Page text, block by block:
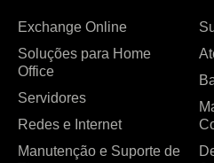
Exchange Online
Soluções para Home
Office
Servidores
Redes e Internet
Manutenção e Suporte de